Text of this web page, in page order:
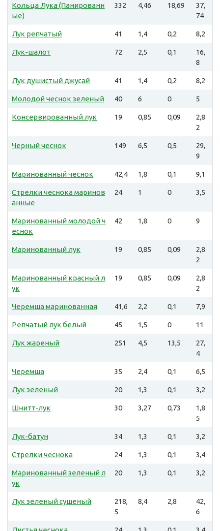
Кольца Лука (Панированн
ые)
332 4,46 18,69
37,
74
Лук репчатый 41 1,4 0,2 8,2
Лук-шалот 72 2,5 0,1
16,
8
Лук душистый джусай 41 1,4 0,2 8,2
Молодой чеснок зеленый 40 6 0 5
Консервированный лук 19 0,85 0,09
2,8
2
Черный чеснок 149 6,5 0,5
29,
9
Маринованный чеснок 42,4 1,8 0,1 9,1
Стрелки чеснока маринов
анные
24 1 0 3,5
Маринованный молодой ч
еснок
42 1,8 0 9
Маринованный лук 19 0,85 0,09
2,8
2
Маринованный красный л
ук
19 0,85 0,09
2,8
2
Черемша маринованная 41,6 2,2 0,1 7,9
Репчатый лук белый 45 1,5 0 11
Лук жареный 251 4,5 13,5
27,
4
Черемша 35 2,4 0,1 6,5
Лук зеленый 20 1,3 0,1 3,2
Шнитт-лук 30 3,27 0,73
1,8
5
Лук-батун 34 1,3 0,1 3,2
Стрелки чеснока 24 1,3 0,1 3,4
Маринованный зеленый л
ук
20 1,3 0,1 3,2
Лук зеленый сушеный
218,
5
8,4 2,8
42,
6